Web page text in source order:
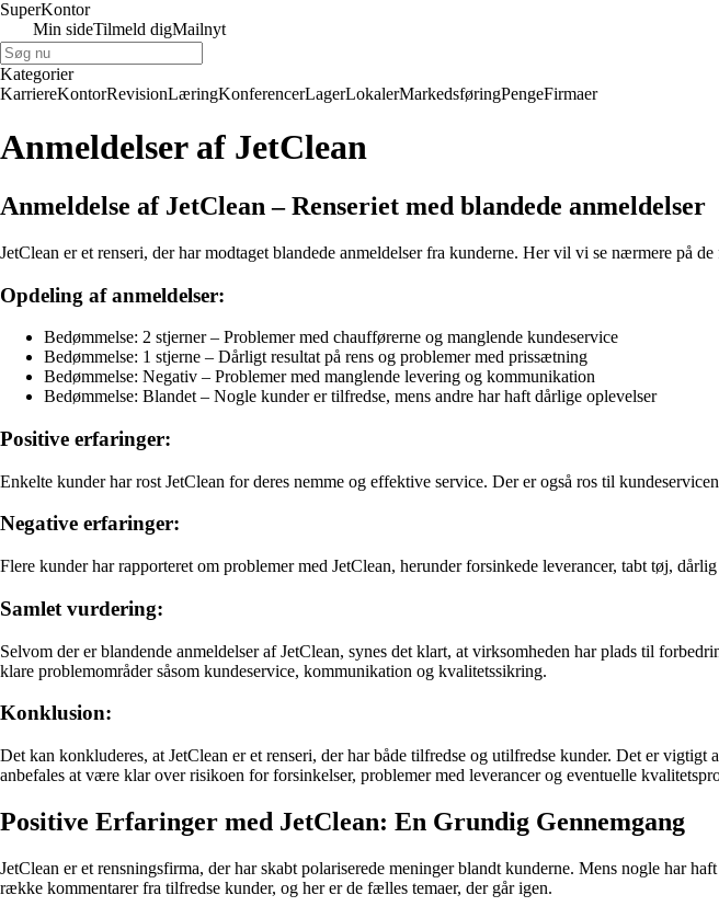
SuperKontor
Min sideTilmeld digMailnyt
Kategorier
KarriereKontorRevisionLæringKonferencerLagerLokalerMarkedsføringPengeFirmaer
Anmeldelser af JetClean
Anmeldelse af JetClean – Renseriet med blandede anmeldelser
JetClean er et renseri, der har modtaget blandede anmeldelser fra kunderne. Her vil vi se nærmere på
Opdeling af anmeldelser:
Bedømmelse: 2 stjerner – Problemer med chaufførerne og manglende kundeservice
Bedømmelse: 1 stjerne – Dårligt resultat på rens og problemer med prissætning
Bedømmelse: Negativ – Problemer med manglende levering og kommunikation
Bedømmelse: Blandet – Nogle kunder er tilfredse, mens andre har haft dårlige oplevelser
Positive erfaringer:
Enkelte kunder har rost JetClean for deres nemme og effektive service. Der er også ros til
Negative erfaringer:
Flere kunder har rapporteret om problemer med JetClean, herunder forsinkede leverancer, tabt tøj,
Samlet vurdering:
Selvom der er blandende anmeldelser af JetClean, synes det klart, at virksomheden har plads til
klare problemområder såsom kundeservice, kommunikation og kvalitetssikring.
Konklusion:
Det kan konkluderes, at JetClean er et renseri, der har både tilfredse og utilfredse kunder. Det er
anbefales at være klar over risikoen for forsinkelser, problemer med leverancer og eventuelle
Positive Erfaringer med JetClean: En Grundig Gennemgang
JetClean er et rensningsfirma, der har skabt polariserede meninger blandt kunderne. Mens nogle har
række kommentarer fra tilfredse kunder, og her er de fælles temaer, der går igen.